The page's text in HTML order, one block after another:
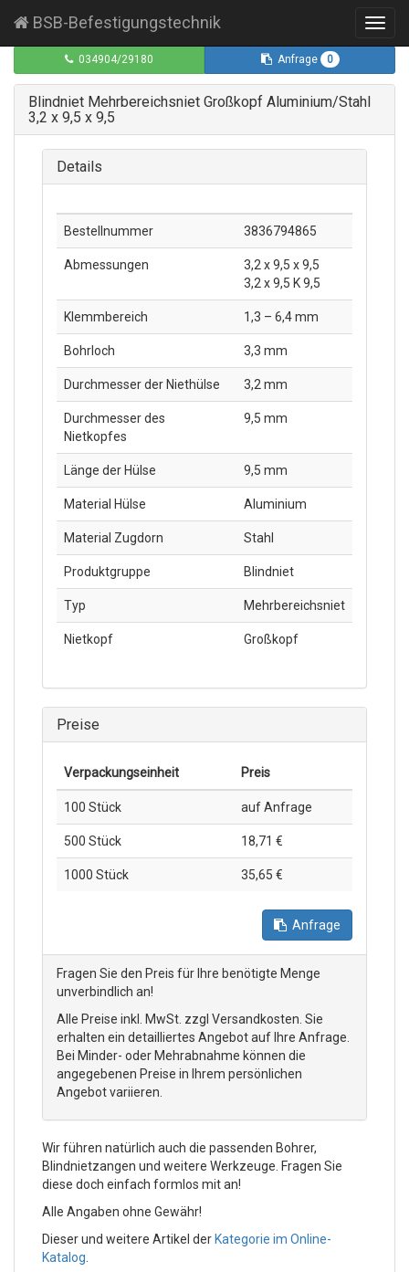
BSB-Befestigungstechnik
Blindniet Mehrbereichsniet Großkopf Aluminium/Stahl
3,2 x 9,5 x 9,5
Details
Bestellnummer 3836794865
Abmessungen
3,2 x 9,5 x 9,5
3,2 x 9,5 K 9,5
Klemmbereich 1,3 – 6,4 mm
Bohrloch 3,3 mm
Durchmesser der Niethülse 3,2 mm
Durchmesser des
Nietkopfes
9,5 mm
Länge der Hülse 9,5 mm
Material Hülse Aluminium
Material Zugdorn Stahl
Produktgruppe Blindniet
Typ Mehrbereichsniet
Nietkopf Großkopf
Preise
Verpackungs­einheit Preis
100 Stück auf Anfrage
500 Stück 18,71 €
1000 Stück 35,65 €
Anfrage
Fragen Sie den Preis für Ihre benötigte Menge
unverbindlich an!
Alle Preise inkl. MwSt. zzgl Versandkosten. Sie
erhalten ein detailliertes Angebot auf Ihre Anfrage.
Bei Minder- oder Mehrabnahme können die
angegebenen Preise in Ihrem persönlichen
Angebot variieren.
Wir führen natürlich auch die passenden Bohrer,
Blindnietzangen und weitere Werkzeuge. Fragen Sie
diese doch einfach formlos mit an!
Alle Angaben ohne Gewähr!
Dieser und weitere Artikel der Kategorie im Online-
Katalog
034904/29180 Anfrage 0